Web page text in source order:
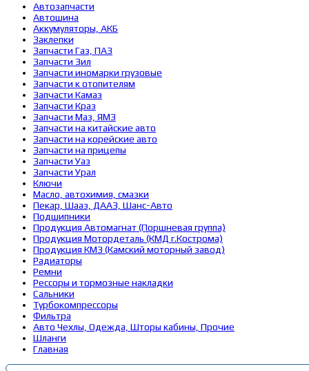
Автозапчасти
Автошина
Аккумуляторы, АКБ
Заклепки
Запчасти Газ, ПАЗ
Запчасти Зил
Запчасти иномарки грузовые
Запчасти к отопителям
Запчасти Камаз
Запчасти Краз
Запчасти Маз, ЯМЗ
Запчасти на китайские авто
Запчасти на корейские авто
Запчасти на прицепы
Запчасти Уаз
Запчасти Урал
Ключи
Масло, автохимия, смазки
Пекар, Шааз, ДААЗ, Шанс-Авто
Подшипники
Продукция Автомагнат (Поршневая группа)
Продукция Мотордеталь (КМД г.Кострома)
Продукция КМЗ (Камский моторный завод)
Радиаторы
Ремни
Рессоры и тормозные накладки
Сальники
Турбокомпрессоры
Фильтра
Авто Чехлы, Одежда, Шторы кабины, Прочие
Шланги
Главная